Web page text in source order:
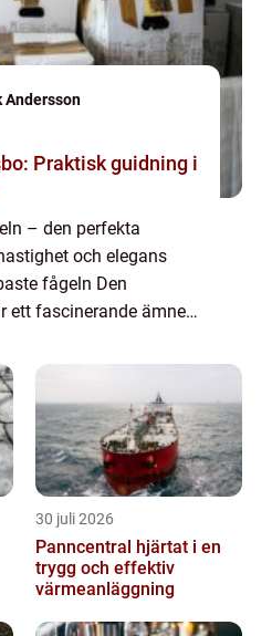
Andersson
Praktisk guidning i
– den perfekta
och elegans
fågeln Den
ett fascinerande ämne
sig genom sin
30 juli 2026
Panncentral hjärtat i en
trygg och effektiv
värmeanläggning